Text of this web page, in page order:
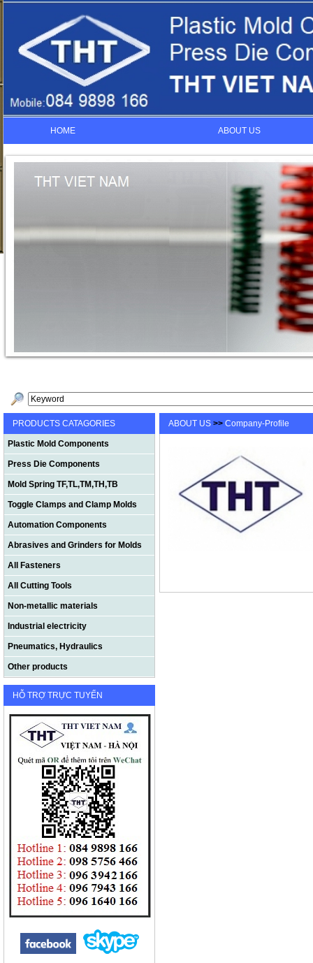
HOME ABOUT US
PRODUCTS CATAGORIES
Plastic Mold Components
Press Die Components
Mold Spring TF,TL,TM,TH,TB
Toggle Clamps and Clamp Molds
Automation Components
Abrasives and Grinders for Molds
All Fasteners
All Cutting Tools
Non-metallic materials
Industrial electricity
Pneumatics, Hydraulics
Other products
HỖ TRỢ TRỰC TUYẾN
ABOUT US >> Company-Profile